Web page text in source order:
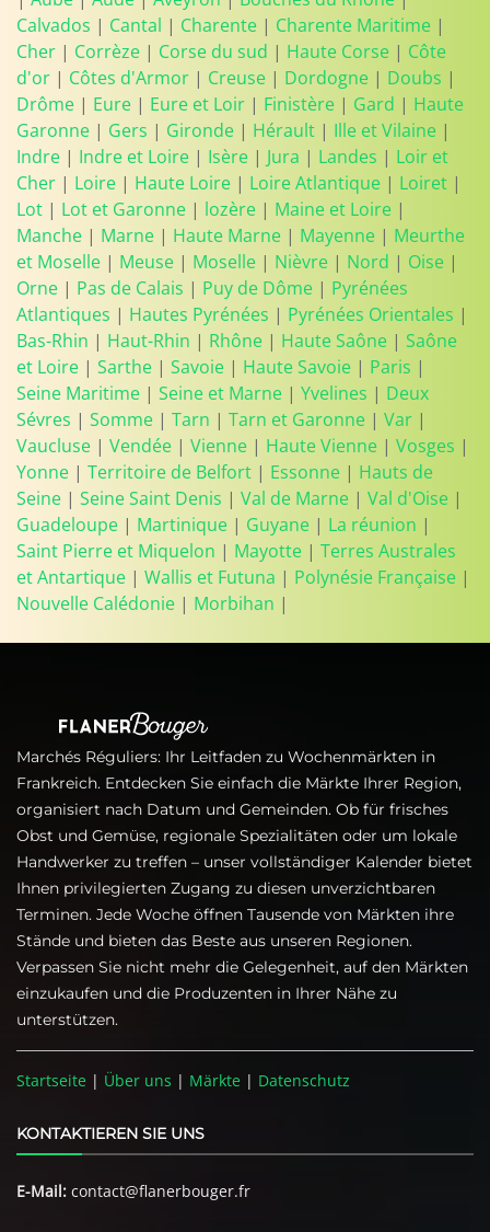
Calvados | Cantal | Charente | Charente Maritime |
Cher | Corrèze | Corse du sud | Haute Corse | Côte
d'or | Côtes d'Armor | Creuse | Dordogne | Doubs |
Drôme | Eure | Eure et Loir | Finistère | Gard | Haute
Garonne | Gers | Gironde | Hérault | Ille et Vilaine |
Indre | Indre et Loire | Isère | Jura | Landes | Loir et
Cher | Loire | Haute Loire | Loire Atlantique | Loiret |
Lot | Lot et Garonne | lozère | Maine et Loire |
Manche | Marne | Haute Marne | Mayenne | Meurthe
et Moselle | Meuse | Moselle | Nièvre | Nord | Oise |
Orne | Pas de Calais | Puy de Dôme | Pyrénées
Atlantiques | Hautes Pyrénées | Pyrénées Orientales |
Bas-Rhin | Haut-Rhin | Rhône | Haute Saône | Saône
et Loire | Sarthe | Savoie | Haute Savoie | Paris |
Seine Maritime | Seine et Marne | Yvelines | Deux
Sévres | Somme | Tarn | Tarn et Garonne | Var |
Vaucluse | Vendée | Vienne | Haute Vienne | Vosges |
Yonne | Territoire de Belfort | Essonne | Hauts de
Seine | Seine Saint Denis | Val de Marne | Val d'Oise |
Guadeloupe | Martinique | Guyane | La réunion |
Saint Pierre et Miquelon | Mayotte | Terres Australes
et Antartique | Wallis et Futuna | Polynésie Française |
Nouvelle Calédonie | Morbihan |
Marchés Réguliers: Ihr Leitfaden zu Wochenmärkten in
Frankreich. Entdecken Sie einfach die Märkte Ihrer Region,
organisiert nach Datum und Gemeinden. Ob für frisches
Obst und Gemüse, regionale Spezialitäten oder um lokale
Handwerker zu treffen – unser vollständiger Kalender bietet
Ihnen privilegierten Zugang zu diesen unverzichtbaren
Terminen. Jede Woche öffnen Tausende von Märkten ihre
Stände und bieten das Beste aus unseren Regionen.
Verpassen Sie nicht mehr die Gelegenheit, auf den Märkten
einzukaufen und die Produzenten in Ihrer Nähe zu
unterstützen.
Startseite | Über uns | Märkte | Datenschutz
KONTAKTIEREN SIE UNS
E-Mail: contact@flanerbouger.fr